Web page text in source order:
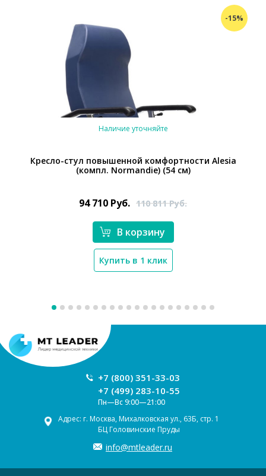
-15%
Наличие уточняйте
Кресло-стул повышенной комфортности Alesia
(компл. Normandie) (54 см)
94 710 Руб. 110 811Руб.
В корзину
Купить в 1 клик
Ваш регион:
+7 (800) 351-33-03
+7 (499) 283-10-55
Пн—Вс 9:00—21:00
Адрес: г. Москва, Михалковская ул., 63Б, стр. 1
БЦ Головинские Пруды
info@mtleader.ru